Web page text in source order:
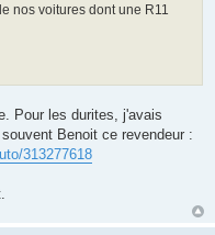
nos voitures dont une R11
Pour les durites, j'avais
Benoit ce revendeur :
313277618